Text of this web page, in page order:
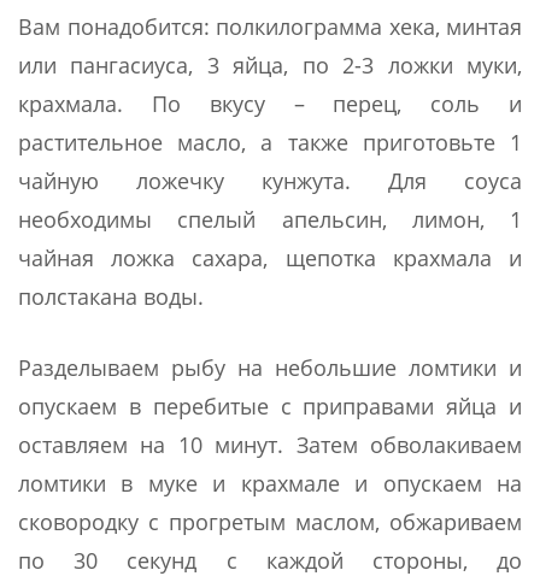
Вам понадобится: полкилограмма хека, минтая
или пангасиуса, 3 яйца, по 2-3 ложки муки,
крахмала. По вкусу – перец, соль и
растительное масло, а также приготовьте 1
чайную ложечку кунжута. Для соуса
необходимы спелый апельсин, лимон, 1
чайная ложка сахара, щепотка крахмала и
полстакана воды.
Разделываем рыбу на небольшие ломтики и
опускаем в перебитые с приправами яйца и
оставляем на 10 минут. Затем обволакиваем
ломтики в муке и крахмале и опускаем на
сковородку с прогретым маслом, обжариваем
по 30 секунд с каждой стороны, до